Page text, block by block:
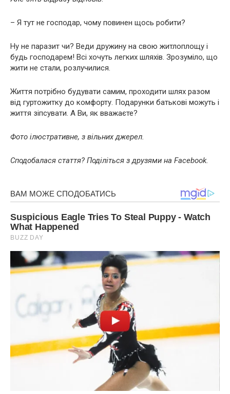
– Я тут не господар, чому повинен щось робити?
Ну не паразит чи? Веди дружину на свою житлоплощу і
будь господарем! Всі хочуть легких шляхів. Зрозуміло, що
жити не стали, розлучилися.
Життя потрібно будувати самим, проходити шлях разом
від гуртожитку до комфорту. Подарунки батькові можуть і
життя зіпсувати. А Ви, як вважаєте?
Фото ілюстративне, з вільних джерел.
Сподобалася стаття? Поділіться з друзями на Facebook.